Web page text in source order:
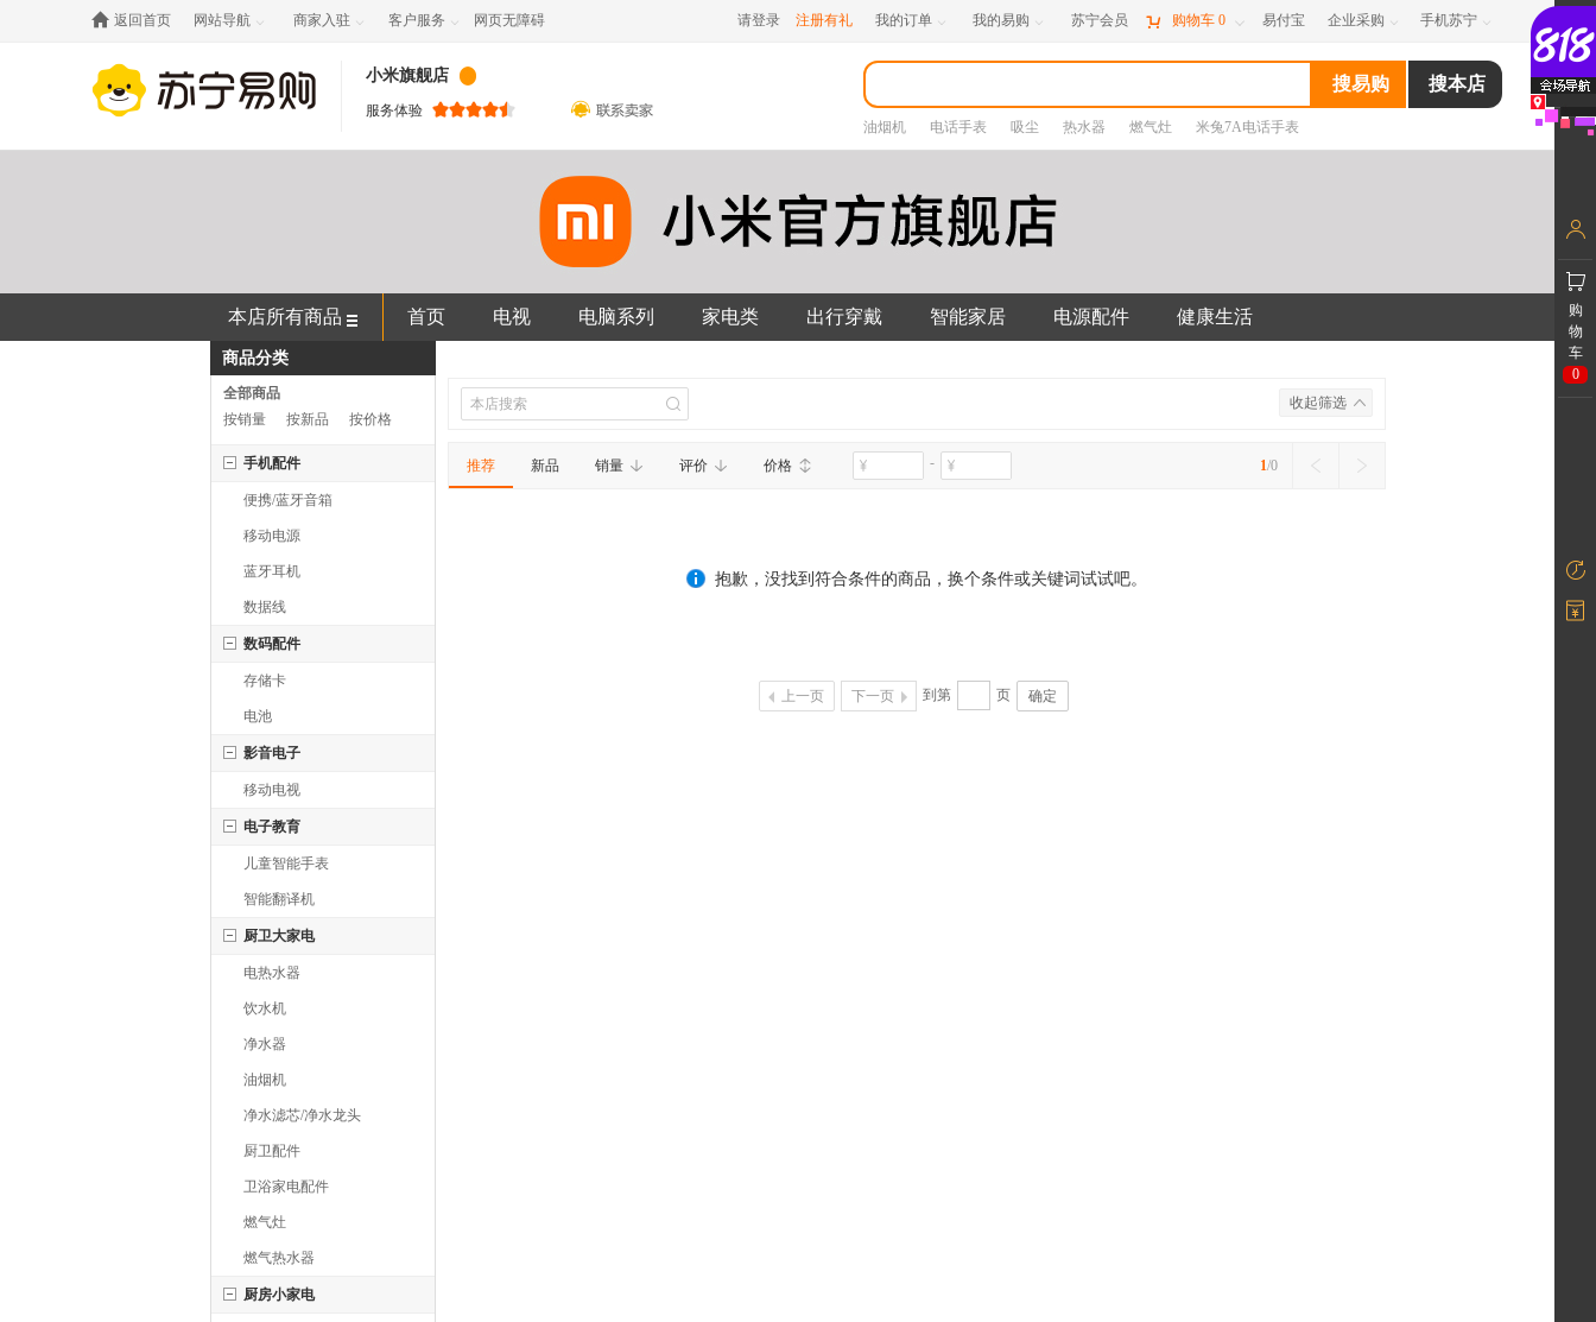
 返回首页 网站导航  商家入驻  客户服务  网页无障碍 请登录 注册有礼 我的订单  我的易购  苏宁会员  购物车 0  易付宝 企业采购  手机苏宁 
油烟机 电话手表 吸尘 热水器 燃气灶 米兔7A电话手表
小米旗舰店
服务体验
本店所有商品 首页 电视 电脑系列 家电类 出行穿戴 智能家居 电源配件 健康生活
商品分类
全部商品
按销量
按新品 按价格
手机配件
便携/蓝牙音箱
移动电源
蓝牙耳机
数据线
数码配件
存储卡
电池
影音电子
移动电视
电子教育
儿童智能手表
智能翻译机
厨卫大家电
电热水器
饮水机
净水器
油烟机
净水滤芯/净水龙头
厨卫配件
卫浴家电配件
燃气灶
燃气热水器
厨房小家电
收起筛选
推荐 新品 销量 评价 价格 - 1/0
抱歉，没找到符合条件的商品，换个条件或关键词试试吧。
上一页 下一页 到第 页 确定
购
物
车
0